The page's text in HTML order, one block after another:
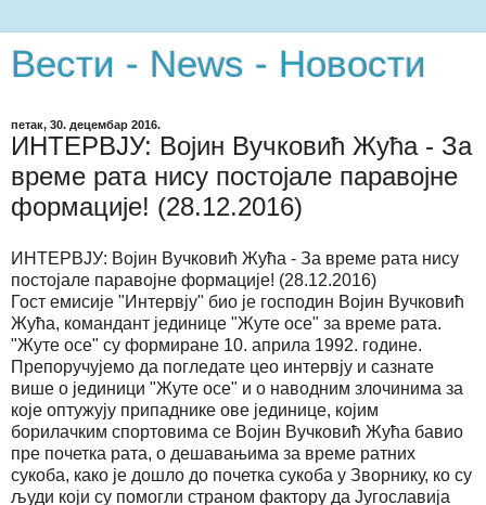
Вести - News - Новости
петак, 30. децембар 2016.
ИНТЕРВЈУ: Војин Вучковић Жућа - За
време рата нису постојале паравојне
формације! (28.12.2016)
ИНТЕРВЈУ: Војин Вучковић Жућа - За време рата нису
постојале паравојне формације! (28.12.2016)
Гост емисије "Интервју" био је господин Војин Вучковић
Жућа, командант јединице "Жуте осе" за време рата.
"Жуте осе" су формиране 10. априла 1992. године.
Препоручујемо да погледате цео интервју и сазнате
више о јединици "Жуте осе" и о наводним злочинима за
које оптужују припаднике ове јединице, којим
борилачким спортовима се Војин Вучковић Жућа бавио
пре почетка рата, о дешавањима за време ратних
сукоба, како је дошло до почетка сукоба у Зворнику, ко су
људи који су помогли страном фактору да Југославија